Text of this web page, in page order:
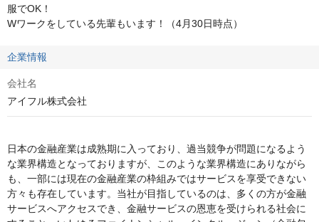
服でOK！
Wワークをしている先輩もいます！（4月30日時点）
企業情報
会社名
アイフル株式会社
日本の金融産業は成熟期に入っており、過当競争が問題になるよう
な業界構造となっておりますが、このような業界構造にありながら
も、一部には現在の金融産業の枠組みではサービスを享受できない
方々も存在しています。当社が目指しているのは、多くの方が金融
サービスへアクセスでき、金融サービスの恩恵を受けられる社会に